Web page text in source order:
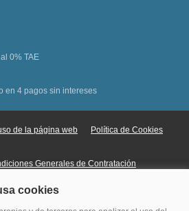
0% TAE
en 4 pagos sin intereses
de la página web Política de Cookies
Generales de Contratación
en Línea